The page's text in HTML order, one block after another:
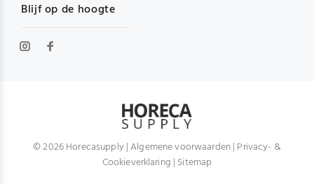
Blijf op de hoogte
© 2026 Horecasupply |Algemene voorwaarden| Privacy- &
Cookieverklaring | Sitemap